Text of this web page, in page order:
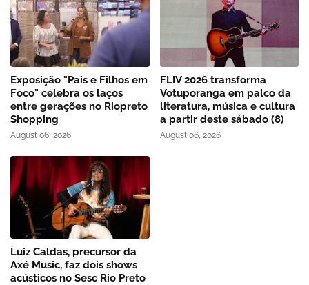
Exposição "Pais e Filhos em
Foco" celebra os laços
entre gerações no Riopreto
Shopping
August 06, 2026
FLIV 2026 transforma
Votuporanga em palco da
literatura, música e cultura
a partir deste sábado (8)
August 06, 2026
Luiz Caldas, precursor da
Axé Music, faz dois shows
acústicos no Sesc Rio Preto